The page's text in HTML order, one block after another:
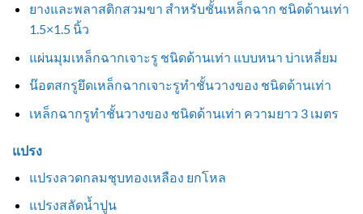
ยางและพลาสติกสวมขา สำหรับชั้นเหล็กฉาก ชนิดด้านเท่า
1.5×1.5 นิ้ว
แผ่นมุมเหล็กฉากเจาะรู ชนิดด้านเท่า แบบหนา บ่าเหลี่ยม
น๊อตสกรูยึดเหล็กฉากเจาะรูทำชั้นวางของ ชนิดด้านเท่า
เหล็กฉากรูทำชั้นวางของ ชนิดด้านเท่า ความยาว 3 เมตร
แปรง
แปรงลวดกลมชุบทองเหลือง ยกโหล
แปรงสลัดน้ำปูน